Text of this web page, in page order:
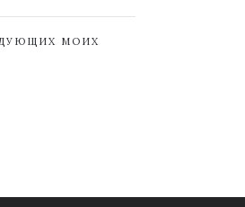
МОИХ